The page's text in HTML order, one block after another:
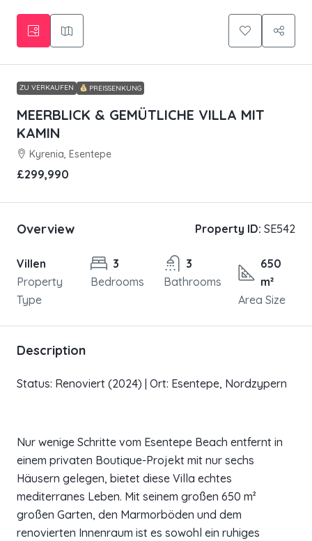
ZU VERKAUFEN PREISSENKUNG
MEERBLICK & GEMÜTLICHE VILLA MIT
KAMIN
Kyrenia, Esentepe
£299,990
Overview Property ID: SE542
Villen
Property
Type
3
Bedrooms
3
Bathrooms
650
m²
Area Size
Description
Status: Renoviert (2024) | Ort: Esentepe, Nordzypern
Nur wenige Schritte vom Esentepe Beach entfernt in
einem privaten Boutique-Projekt mit nur sechs
Häusern gelegen, bietet diese Villa echtes
mediterranes Leben. Mit seinem großen 650 m²
großen Garten, den Marmorböden und dem
renovierten Innenraum ist es sowohl ein ruhiges